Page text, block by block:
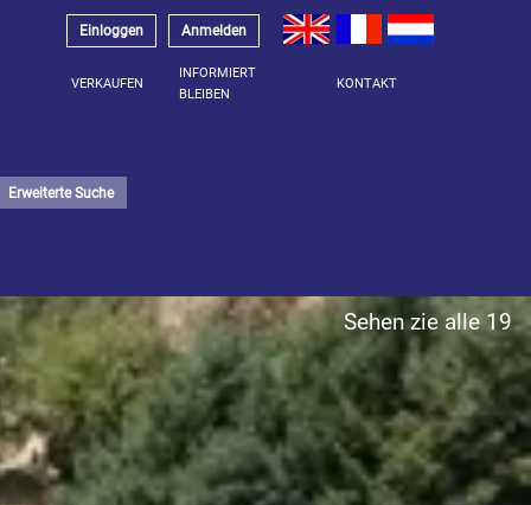
Einloggen Anmelden
VERKAUFEN
INFORMIERT
BLEIBEN
KONTAKT
Erweiterte Suche
Sehen zie alle 19